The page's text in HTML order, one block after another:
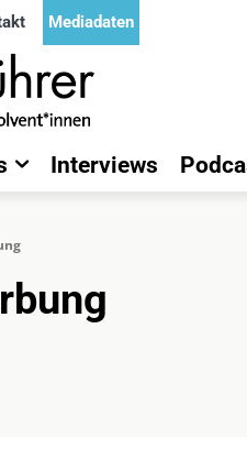
Mediadaten
Interviews